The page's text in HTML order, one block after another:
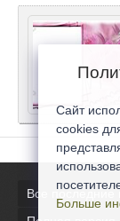
Все последние
Сайт
cookies
Больше